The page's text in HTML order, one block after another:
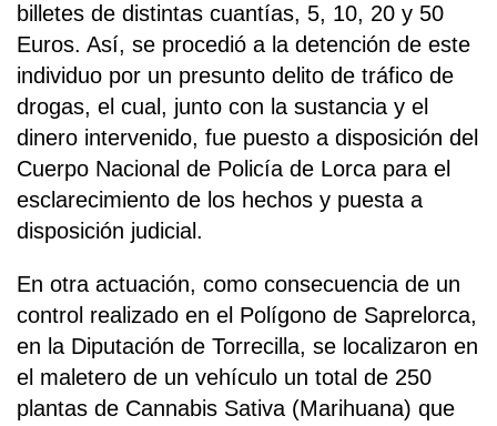
billetes de distintas cuantías, 5, 10, 20 y 50
Euros. Así, se procedió a la detención de este
individuo por un presunto delito de tráfico de
drogas, el cual, junto con la sustancia y el
dinero intervenido, fue puesto a disposición del
Cuerpo Nacional de Policía de Lorca para el
esclarecimiento de los hechos y puesta a
disposición judicial.
En otra actuación, como consecuencia de un
control realizado en el Polígono de Saprelorca,
en la Diputación de Torrecilla, se localizaron en
el maletero de un vehículo un total de 250
plantas de Cannabis Sativa (Marihuana) que